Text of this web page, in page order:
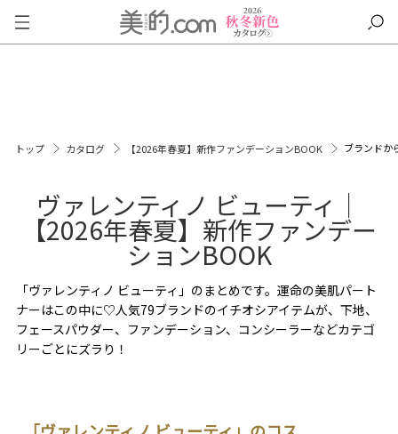
トップ カタログ 【2026年春夏】新作ファンデーションBOOK ブランドか
ヴァレンティノ ビューティ｜
【2026年春夏】新作ファンデー
ションBOOK
「ヴァレンティノ ビューティ」のまとめです。運命の美肌パート
ナーはこの中に♡人気79ブランドのイチオシアイテムが、下地、
フェースパウダー、ファンデーション、コンシーラーなどカテゴ
リーごとにズラり！